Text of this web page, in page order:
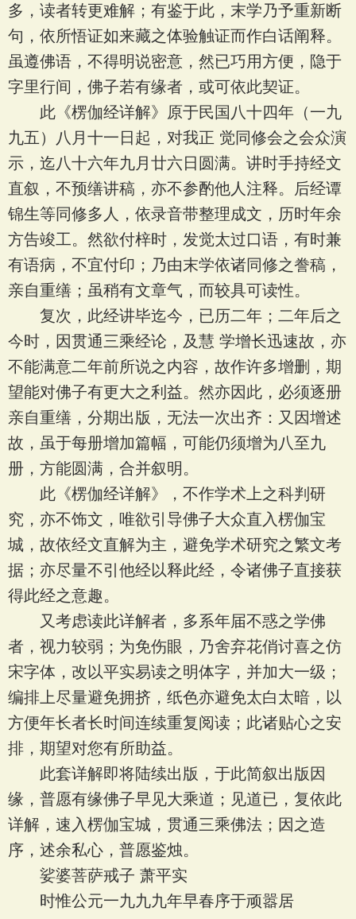
多，读者转更难解；有鉴于此，末学乃予重新断
句，依所悟证如来藏之体验触证而作白话阐释。
虽遵佛语，不得明说密意，然已巧用方便，隐于
字里行间，佛子若有缘者，或可依此契证。
此《楞伽经详解》原于民国八十四年（一九
九五）八月十一日起，对我正 觉同修会之会众演
示，迄八十六年九月廿六日圆满。讲时手持经文
直叙，不预缮讲稿，亦不参酌他人注释。后经谭
锦生等同修多人，依录音带整理成文，历时年余
方告竣工。然欲付梓时，发觉太过口语，有时兼
有语病，不宜付印；乃由末学依诸同修之誊稿，
亲自重缮；虽稍有文章气，而较具可读性。
复次，此经讲毕迄今，已历二年；二年后之
今时，因贯通三乘经论，及慧 学增长迅速故，亦
不能满意二年前所说之内容，故作许多增删，期
望能对佛子有更大之利益。然亦因此，必须逐册
亲自重缮，分期出版，无法一次出齐：又因增述
故，虽于每册增加篇幅，可能仍须增为八至九
册，方能圆满，合并叙明。
此《楞伽经详解》，不作学术上之科判研
究，亦不饰文，唯欲引导佛子大众直入楞伽宝
城，故依经文直解为主，避免学术研究之繁文考
据；亦尽量不引他经以释此经，令诸佛子直接获
得此经之意趣。
又考虑读此详解者，多系年届不惑之学佛
者，视力较弱；为免伤眼，乃舍弃花俏讨喜之仿
宋字体，改以平实易读之明体字，并加大一级；
编排上尽量避免拥挤，纸色亦避免太白太暗，以
方便年长者长时间连续重复阅读；此诸贴心之安
排，期望对您有所助益。
此套详解即将陆续出版，于此简叙出版因
缘，普愿有缘佛子早见大乘道；见道已，复依此
详解，速入楞伽宝城，贯通三乘佛法；因之造
序，述余私心，普愿鉴烛。
娑婆菩萨戒子 萧平实
时惟公元一九九九年早春序于顽嚣居